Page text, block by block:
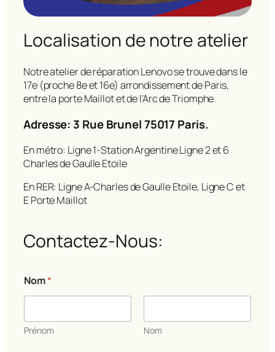
Localisation de notre atelier
Notre atelier de réparation Lenovo se trouve dans le
17e (proche 8e et 16e) arrondissement de Paris,
entre la porte Maillot et de l’Arc de Triomphe.
Adresse: 3 Rue Brunel 75017 Paris.
En métro: Ligne 1-Station Argentine Ligne 2 et 6
Charles de Gaulle Etoile
En RER: Ligne A-Charles de Gaulle Etoile, Ligne C et
E Porte Maillot
Contactez-Nous:
Nom*
Prénom Nom